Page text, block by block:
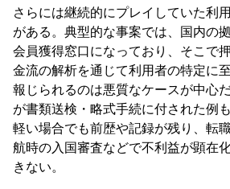
さらには継続的にプレイしていた利
がある。典型的な事案では、国内の
会員獲得窓口になっており、そこで
金流の解析を通じて利用者の特定に
報じられるのは悪質なケースが中心
が書類送検・略式手続に付された例
軽い場合でも前歴や記録が残り、転
航時の入国審査などで不利益が顕在
きない。